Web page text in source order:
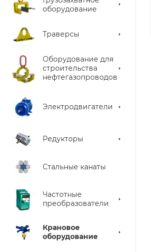
оборудование
Траверсы
Оборудование для
строительства
нефтегазопроводов
Электродвигатели
Редукторы
Стальные канаты
Частотные
преобразователи
Крановое
оборудование